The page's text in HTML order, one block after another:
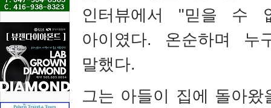
인터뷰에서
"믿을 수
아이였다. 온순하며 누
말했다.
그는 아들이 집에 돌아